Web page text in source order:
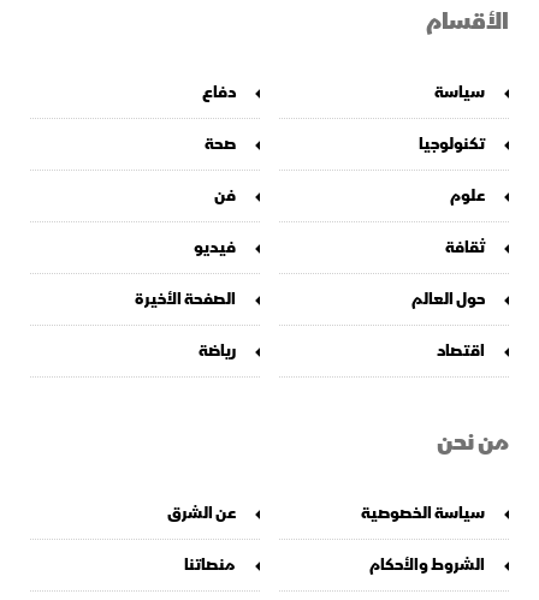
الأقسام
سياسة
دفاع
تكنولوجيا
صحة
علوم
فن
ثقافة
فيديو
حول العالم
الصفحة الأخيرة
اقتصاد
رياضة
من نحن
سياسة الخصوصية
عن الشرق
الشروط والأحكام
منصاتنا